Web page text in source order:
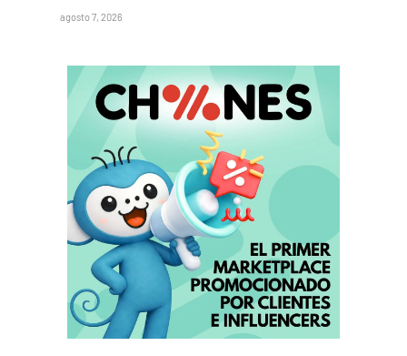
agosto 7, 2026